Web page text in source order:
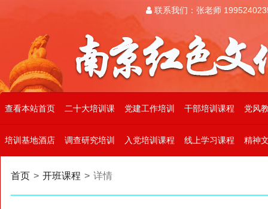
联系我们：张老师
查看本站首页 二十大培训课 党建工作培训 干部培训课程 党风
培训基地酒店 调查研究培训 入党培训课程 线上学习课程 精神
首页 > 开班课程 > 详情